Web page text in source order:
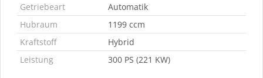
Getriebeart
Automatik
Hubraum
1199 ccm
Kraftstoff
Hybrid
Leistung
300 PS (221 KW)